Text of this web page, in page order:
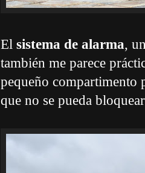
El sistema de alarma,
también me parece
pequeño compartimento
que no se pueda